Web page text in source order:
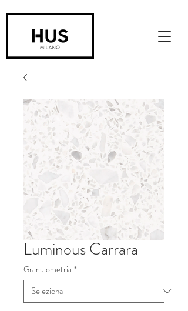
Luminous Carrara
Granulometria *